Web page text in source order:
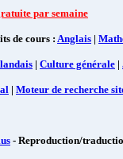
par semaine
de cours : Anglais |
| Culture générale |
| Moteur de recherche
- Reproduction/